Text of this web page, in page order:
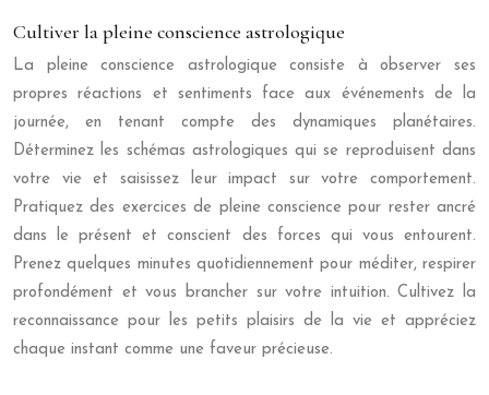
Cultiver la pleine conscience astrologique
La pleine conscience astrologique consiste à observer ses
propres réactions et sentiments face aux événements de la
journée, en tenant compte des dynamiques planétaires.
Déterminez les schémas astrologiques qui se reproduisent dans
votre vie et saisissez leur impact sur votre comportement.
Pratiquez des exercices de pleine conscience pour rester ancré
dans le présent et conscient des forces qui vous entourent.
Prenez quelques minutes quotidiennement pour méditer, respirer
profondément et vous brancher sur votre intuition. Cultivez la
reconnaissance pour les petits plaisirs de la vie et appréciez
chaque instant comme une faveur précieuse.